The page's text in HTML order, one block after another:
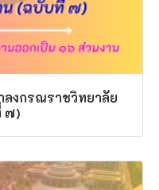
งกรณราชวิทยาลัย
๗)